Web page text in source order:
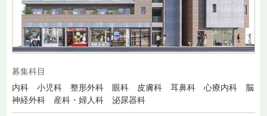
募集科目
内科 小児科 整形外科 眼科 皮膚科 耳鼻科 心療内科 脳
神経外科 産科・婦人科 泌尿器科